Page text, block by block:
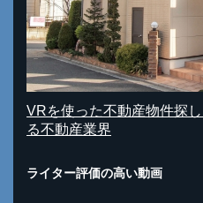
VRを使った不動産物件探
る不動産業界
ライター評価の高い動画